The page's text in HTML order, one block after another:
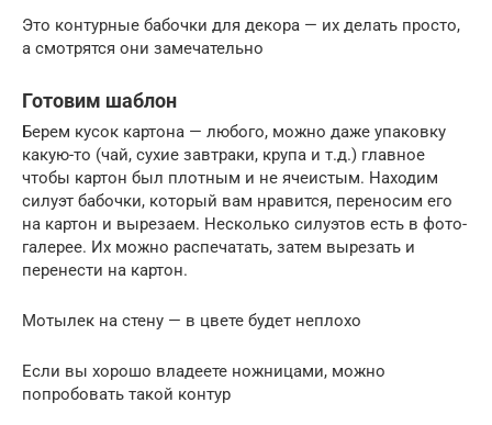
Это контурные бабочки для декора — их делать просто,
а смотрятся они замечательно
Готовим шаблон
Берем кусок картона — любого, можно даже упаковку
какую-то (чай, сухие завтраки, крупа и т.д.) главное
чтобы картон был плотным и не ячеистым. Находим
силуэт бабочки, который вам нравится, переносим его
на картон и вырезаем. Несколько силуэтов есть в фото-
галерее. Их можно распечатать, затем вырезать и
перенести на картон.
Мотылек на стену — в цвете будет неплохо
Если вы хорошо владеете ножницами, можно
попробовать такой контур